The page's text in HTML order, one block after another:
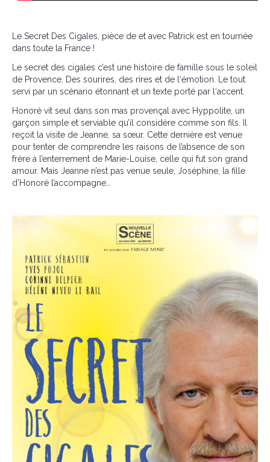
Le Secret Des Cigales, pièce de et avec Patrick est en tournée
dans toute la France !
Le secret des cigales c’est une histoire de famille sous le soleil
de Provence. Des sourires, des rires et de l‘émotion. Le tout
servi par un scénario étonnant et un texte porté par l‘accent.
Honoré vit seul dans son mas provençal avec Hyppolite, un
garçon simple et serviable qu’il considère comme son fils. Il
reçoit la visite de Jeanne, sa sœur. Cette dernière est venue
pour tenter de comprendre les raisons de l’absence de son
frère à l’enterrement de Marie-Louise, celle qui fut son grand
amour. Mais Jeanne n’est pas venue seule, Joséphine, la fille
d’Honoré l’accompagne…